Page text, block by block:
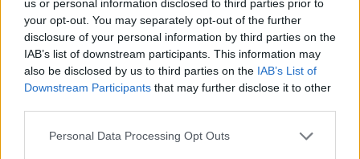
us or personal information disclosed to third parties prior to
your opt-out. You may separately opt-out of the further
disclosure of your personal information by third parties on the
IAB’s list of downstream participants. This information may
also be disclosed by us to third parties on the IAB’s List of
Downstream Participants that may further disclose it to other
Personal Data Processing Opt Outs
διοργάνωση